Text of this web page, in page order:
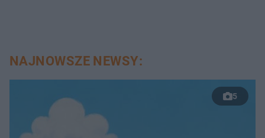
NAJNOWSZE NEWSY:
5